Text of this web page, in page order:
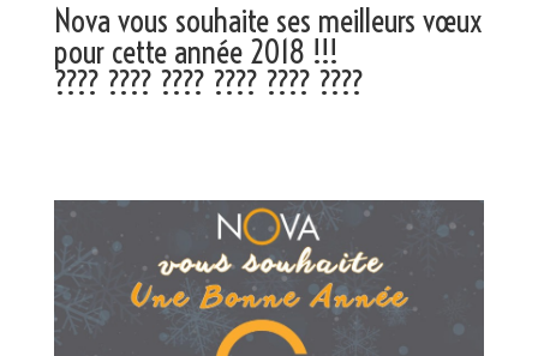
Nova vous souhaite ses meilleurs vœux
pour cette année 2018 !!!
???? ???? ???? ???? ???? ????